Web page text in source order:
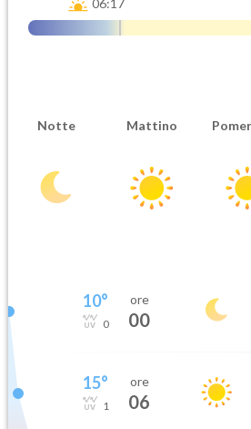
Notte Mattino
10°
0
ore
00
15°
1
ore
06